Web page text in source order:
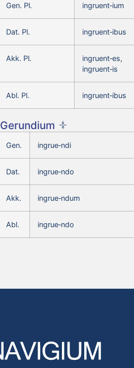
Gen. Pl. ingruent‑ium
Dat. Pl. ingruent‑ibus
Akk. Pl.
ingruent‑es,
ingruent‑is
Abl. Pl. ingruent‑ibus
Gerundium
Gen. ingrue‑ndi
Dat. ingrue‑ndo
Akk. ingrue‑ndum
Abl. ingrue‑ndo